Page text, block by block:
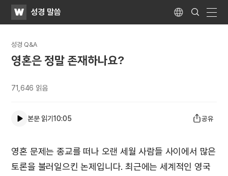
WATV성경 말씀 Language
Search
Submit
성경 Q&A
영혼은 정말 존재하나요?
71,646 읽음
본문 읽기10:05 공유
영혼 문제는 종교를 떠나 오랜 세월 사람들 사이에서 많은
토론을 불러일으킨 논제입니다. 최근에는 세계적인 영국